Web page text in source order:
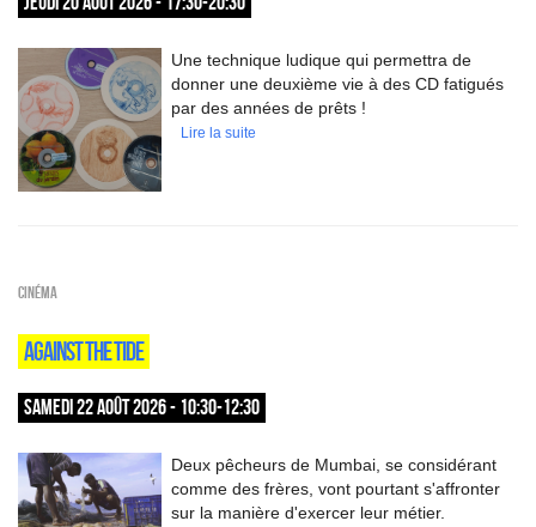
Une technique ludique qui permettra de
donner une deuxième vie à des CD fatigués
par des années de prêts !
Lire la suite
Cinéma
AGAINST THE TIDE
SAMEDI 22 AOÛT 2026 - 10:30-12:30
Deux pêcheurs de Mumbai, se considérant
comme des frères, vont pourtant s'affronter
sur la manière d'exercer leur métier.